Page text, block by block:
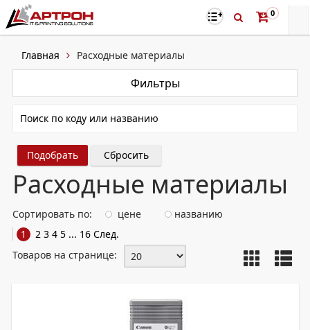
0
Главная Расходные материалы
Фильтры
Сбросить
Расходные материалы
Сортировать по: цене
названию
1
2 3 4 5 ... 16 След.
Товаров на странице: